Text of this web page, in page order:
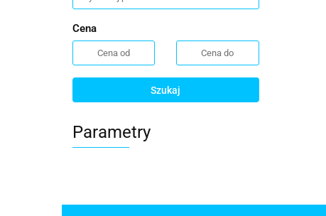
Cena
Szukaj
Parametry